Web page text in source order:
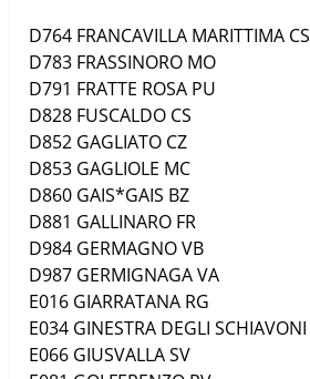
D764 FRANCAVILLA MARITTIMA CS
D783 FRASSINORO MO
D791 FRATTE ROSA PU
D828 FUSCALDO CS
D852 GAGLIATO CZ
D853 GAGLIOLE MC
D860 GAIS*GAIS BZ
D881 GALLINARO FR
D984 GERMAGNOVB
D987 GERMIGNAGAVA
E016 GIARRATANA RG
E034 GINESTRA DEGLI SCHIAVONI
E066 GIUSVALLASV